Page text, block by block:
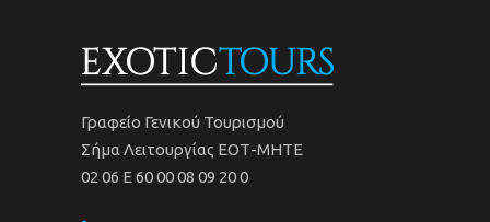
Γραφείο Γενικού Τουρισμού
Σήμα Λειτουργίας ΕΟΤ-ΜΗΤΕ
02 06 Ε 60 00 08 09 20 0